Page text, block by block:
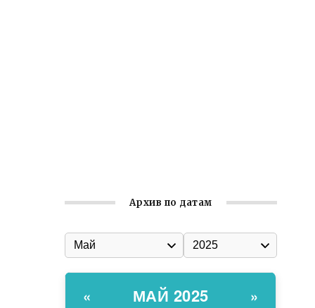
Архив по датам
« МАЙ 2025 »